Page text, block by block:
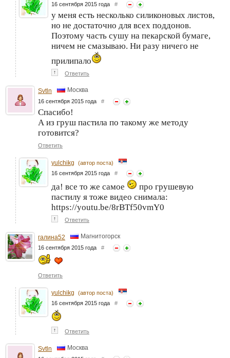
16 сентября 2015 года #
у меня есть несколько силиконовых листов,
но не достаточно для всех поддонов.
Поэтому часть сушу на пекарской бумаге,
ничем не смазываю. Ни разу ничего не
прилипало
↑ Ответить
Svtln Москва
16 сентября 2015 года #
Спасибо!
А из груш пастила по такому же методу
готовится?
Ответить
yulchikg
(автор поста)
16 сентября 2015 года #
да! все то же самое
про грушевую
пастилу я тоже видео снимала:
https://youtu.be/8rBTf50vmY0
↑ Ответить
галина52 Магнитогорск
16 сентября 2015 года #
Ответить
yulchikg
(автор поста)
16 сентября 2015 года #
↑ Ответить
Svtln Москва